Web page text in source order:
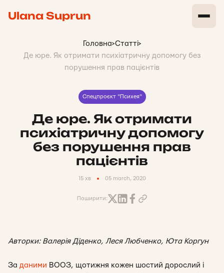
Ulana Suprun
Головна>Статті>
Де юре. Як отримати психіатричну допомогу без
порушення прав пацієнтів
Спецпроєкт "Психея"
Де юре. Як отримати
психіатричну допомогу
без порушення прав
пацієнтів
15 хв 05 march, 2020
Поширити:
Авторки: Валерія Діденко, Леся Любченко, Юта Коргун
За даними ВООЗ, щотижня кожен шостий дорослий і